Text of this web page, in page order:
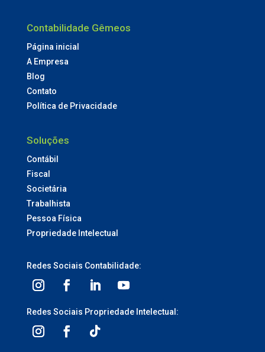
Contabilidade Gêmeos
Página inicial
A Empresa
Blog
Contato
Política de Privacidade
Soluções
Contábil
Fiscal
Societária
Trabalhista
Pessoa Física
Propriedade Intelectual
Redes Sociais Contabilidade:
Redes Sociais Propriedade Intelectual: